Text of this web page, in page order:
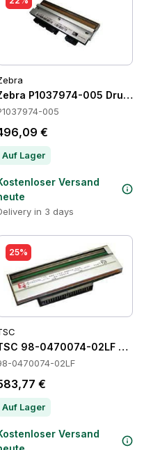
P1037974-005
005
€
Auf Lager
Versand
in 3 days
25%
98-0470074-02LF
0470074-02LF
€
Auf Lager
Versand